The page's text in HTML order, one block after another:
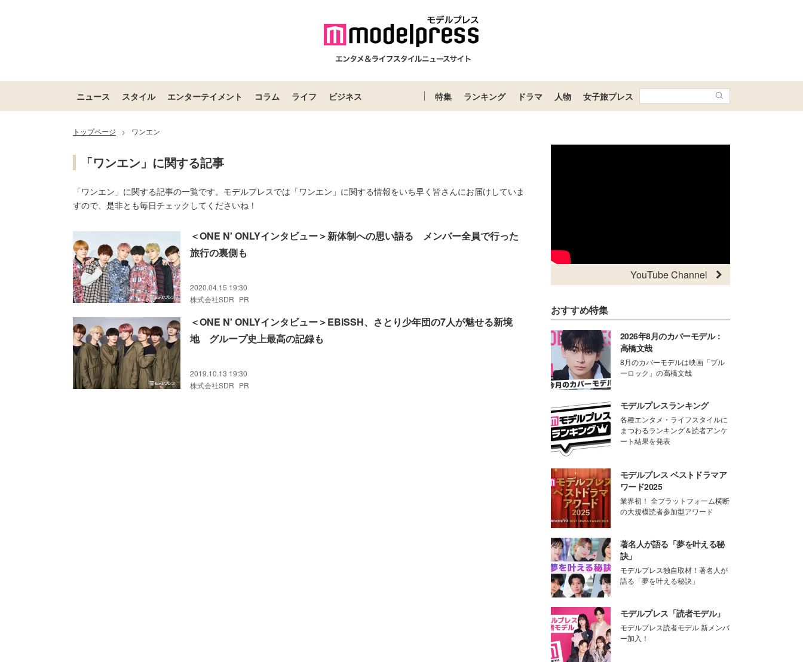
ニュース スタイル エンターテイメント コラム ライフ ビジネス 特集 ランキング ドラマ 人物 女子旅プレス
トップページ > ワンエン
「ワンエン」に関する記事
「ワンエン」に関する記事の一覧です。モデルプレスでは「ワンエン」に関する情報をいち早く皆さんにお届けしていま
すので、是非とも毎日チェックしてくださいね！
＜ONE N' ONLYインタビュー＞新体制への思い語る メンバー全員で行った
旅行の裏側も
2020.04.15 19:30
株式会社SDR PR
＜ONE N' ONLYインタビュー＞EBiSSH、さとり少年団の7人が魅せる新境
地 グループ史上最高の記録も
2019.10.13 19:30
株式会社SDR PR
YouTube Channel
おすすめ特集
2026年8月のカバーモデル：
高橋文哉
8月のカバーモデルは映画「ブル
ーロック」の高橋文哉
モデルプレスランキング
各種エンタメ・ライフスタイルに
まつわるランキング＆読者アンケ
ート結果を発表
モデルプレス ベストドラマア
ワード2025
業界初！ 全プラットフォーム横断
の大規模読者参加型アワード
著名人が語る「夢を叶える秘
訣」
モデルプレス独自取材！著名人が
語る「夢を叶える秘訣」
モデルプレス「読者モデル」
モデルプレス読者モデル 新メンバ
ー加入！